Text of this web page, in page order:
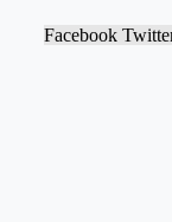
Facebook